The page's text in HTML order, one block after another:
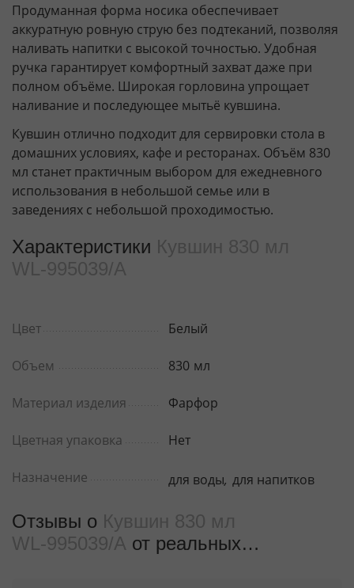
Продуманная форма носика обеспечивает
аккуратную ровную струю без подтеканий, позволяя
наливать напитки с высокой точностью. Удобная
ручка гарантирует комфортный захват даже при
полном объёме. Широкая горловина упрощает
наливание и последующее мытьё кувшина.
Кувшин отлично подходит для сервировки стола в
домашних условиях, кафе и ресторанах. Объём 830
мл станет практичным выбором для ежедневного
использования в небольшой семье или в
заведениях с небольшой проходимостью.
Характеристики Кувшин 830 мл
WL‑995039/A
Цвет Белый
Объем 830 мл
Материал изделия Фарфор
Цветная упаковка Нет
Назначение для воды, для напитков
Отзывы о Кувшин 830 мл
WL‑995039/A от реальных